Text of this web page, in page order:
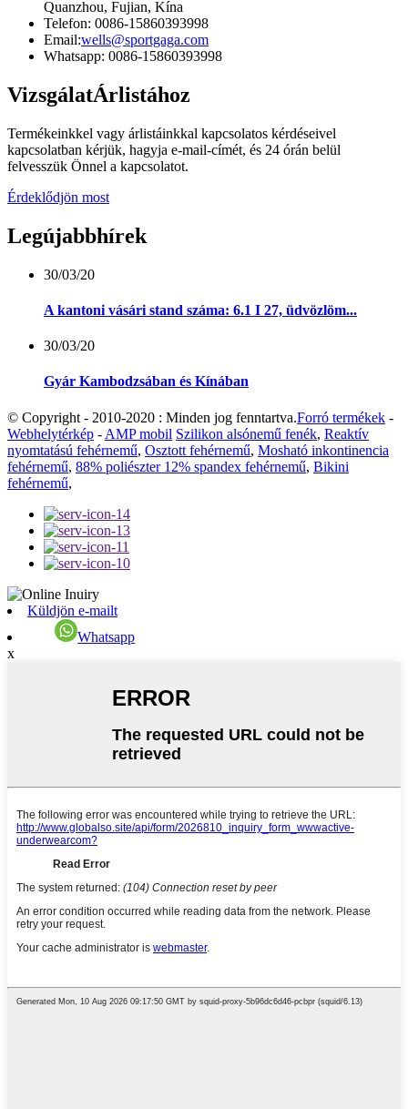
Quanzhou, Fujian, Kína
Telefon: 0086-15860393998
Email:wells@sportgaga.com
Whatsapp: 0086-15860393998
VizsgálatÁrlistához
Termékeinkkel vagy árlistáinkkal kapcsolatos kérdéseivel
kapcsolatban kérjük, hagyja e-mail-címét, és 24 órán belül
felvesszük Önnel a kapcsolatot.
Érdeklődjön most
Legújabbhírek
30/03/20
A kantoni vásári stand száma: 6.1 I 27, üdvözlöm...
30/03/20
Gyár Kambodzsában és Kínában
© Copyright - 2010-2020 : Minden jog fenntartva.Forró termékek -
Webhelytérkép - AMP mobil Szilikon alsónemű fenék, Reaktív
nyomtatású fehérnemű, Osztott fehérnemű, Mosható inkontinencia
fehérnemű, 88% poliészter 12% spandex fehérnemű, Bikini
fehérnemű,
Küldjön e-mailt
Whatsapp
x